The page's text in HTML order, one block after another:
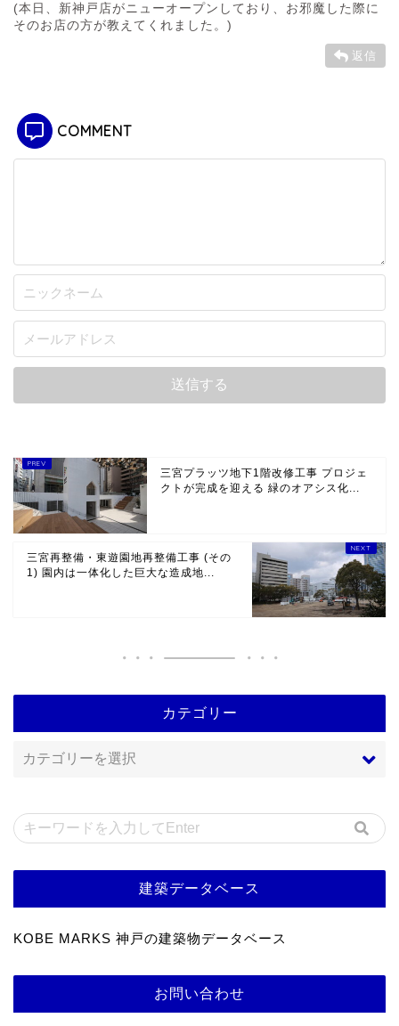
(本日、新神戸店がニューオープンしており、お邪魔した際に
そのお店の方が教えてくれました。)
返信
COMMENT
三宮プラッツ地下1階改修工事 プロジェ
クトが完成を迎える 緑のオアシス化...
三宮再整備・東遊園地再整備工事 (その
1) 園内は一体化した巨大な造成地...
カテゴリー
建築データベース
KOBE MARKS 神戸の建築物データベース
お問い合わせ